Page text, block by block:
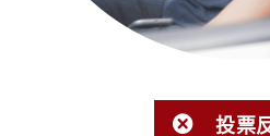
投票